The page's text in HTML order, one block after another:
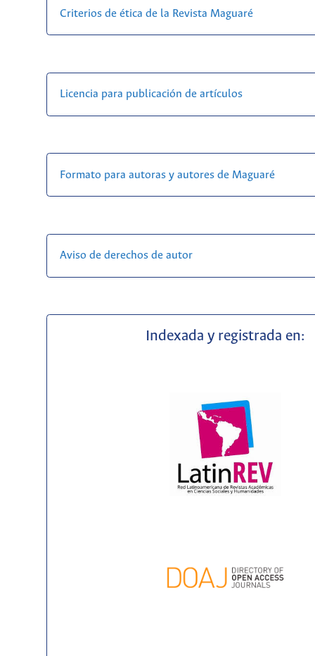
Criterios de ética de la Revista Maguaré
Licencia para publicación de artículos
Formato para autoras y autores de Maguaré
Aviso de derechos de autor
Indexada y registrada en: